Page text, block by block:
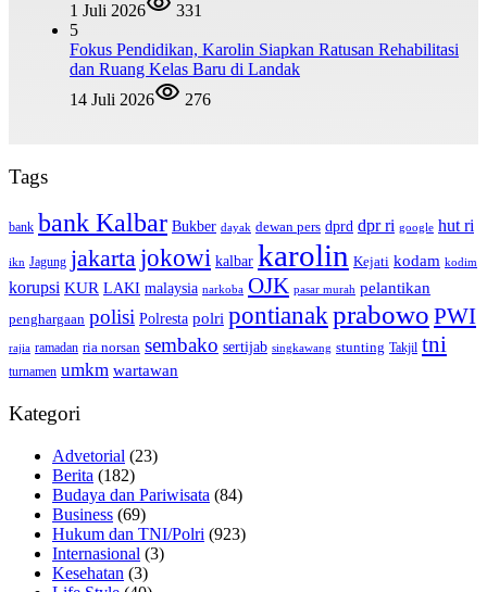
1 Juli 2026
331
5
Fokus Pendidikan, Karolin Siapkan Ratusan Rehabilitasi
dan Ruang Kelas Baru di Landak
14 Juli 2026
276
Tags
bank bank Kalbar Bukber dayak dewan pers dprd dpr ri google hut ri
ikn Jagung jakarta jokowi kalbar karolin Kejati kodam kodim
korupsi KUR LAKI malaysia narkoba OJK pasar murah pelantikan
penghargaan polisi Polresta polri pontianakprabowo PWI
rajia ramadan ria norsan sembako sertijab singkawang stunting Takjil tni
turnamen umkm wartawan
Kategori
Advetorial (23)
Berita (182)
Budaya dan Pariwisata (84)
Business (69)
Hukum dan TNI/Polri (923)
Internasional (3)
Kesehatan (3)